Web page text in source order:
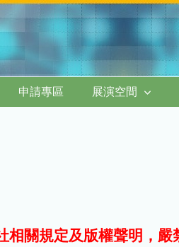
申請專區 展演空間
相關規定及版權聲明，